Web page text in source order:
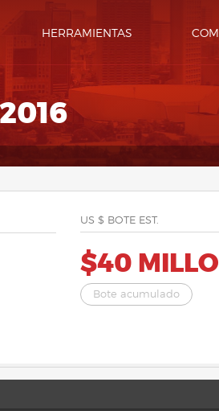
HERRAMIENTAS
US $ BOTE EST.
$40
Bote acumulado